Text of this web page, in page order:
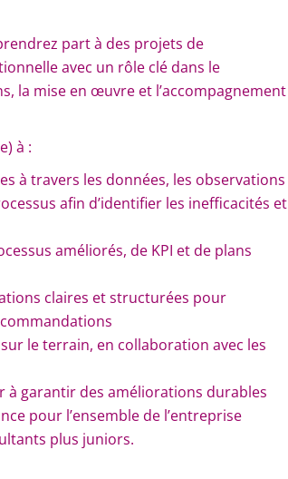
part à des projets de
avec un rôle clé dans le
la mise en œuvre et l’accompagnement
à :
à travers les données, les observations
afin d’identifier les inefficacités et
améliorés, de KPI et de plans
claires et structurées pour
le terrain, en collaboration avec les
à garantir des améliorations durables
pour l’ensemble de l’entreprise
plus juniors.